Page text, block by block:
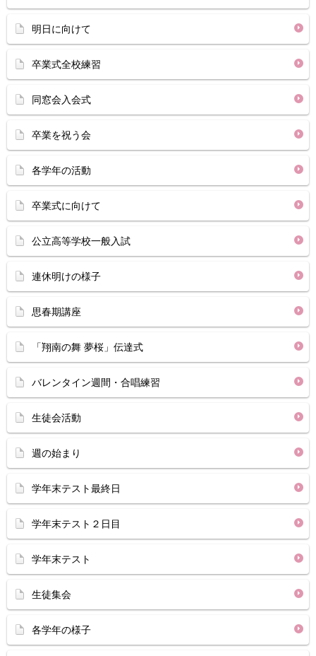
明日に向けて
卒業式全校練習
同窓会入会式
卒業を祝う会
各学年の活動
卒業式に向けて
公立高等学校一般入試
連休明けの様子
思春期講座
「翔南の舞 夢桜」伝達式
バレンタイン週間・合唱練習
生徒会活動
週の始まり
学年末テスト最終日
学年末テスト２日目
学年末テスト
生徒集会
各学年の様子